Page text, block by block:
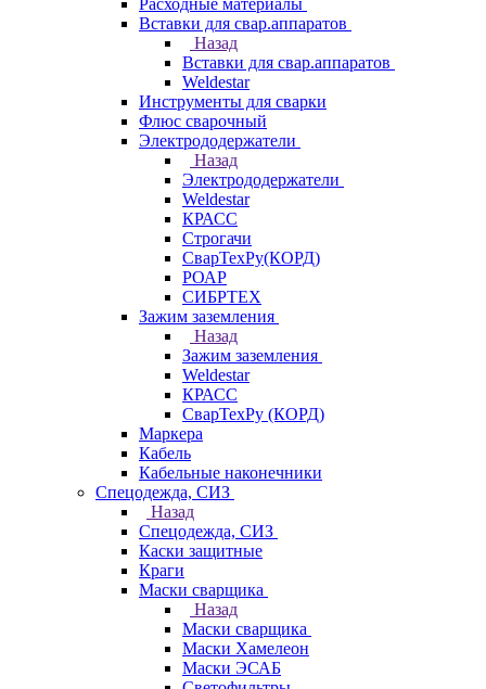
Расходные материалы
Вставки для свар.аппаратов
Назад
Вставки для свар.аппаратов
Weldestar
Инструменты для сварки
Флюс сварочный
Электрододержатели
Назад
Электрододержатели
Weldestar
КРАСС
Строгачи
СварТехРу(КОРД)
РОАР
СИБРТЕХ
Зажим заземления
Назад
Зажим заземления
Weldestar
КРАСС
СварТехРу (КОРД)
Маркера
Кабель
Кабельные наконечники
Спецодежда, СИЗ
Назад
Спецодежда, СИЗ
Каски защитные
Краги
Маски сварщика
Назад
Маски сварщика
Маски Хамелеон
Маски ЭСАБ